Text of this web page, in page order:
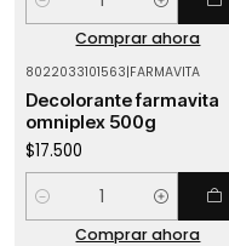
Cantidad
Comprar ahora
8022033101563|FARMAVITA
Decolorante farmavita
omniplex 500g
$17.500
Cantidad
Comprar ahora